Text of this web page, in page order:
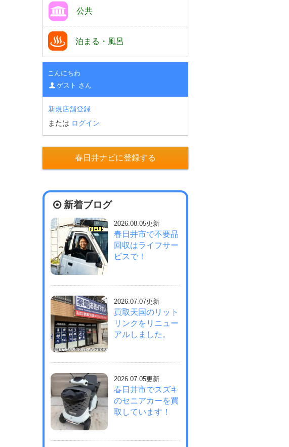
公共
泊まる・風呂
こんにちわ
ゲスト さん
新規店舗登録
または ログイン
春日井ナビに登録する
新着ブログ
2026.08.05更新
春日井市で不要品
回収はライフサー
ビスで！
2026.07.07更新
買取天国のリット
リンクをリニュー
アルしました。
2026.07.05更新
春日井市でスズキ
のセニアカーを買
取しています！